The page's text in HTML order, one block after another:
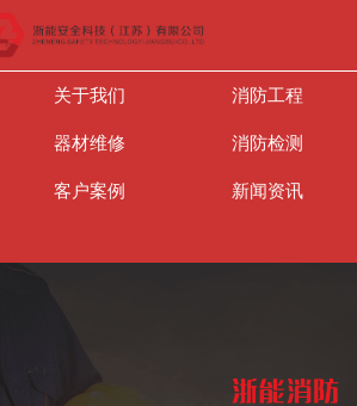
关于我们 消防工程
器材维修 消防检测
客户案例 新闻资讯